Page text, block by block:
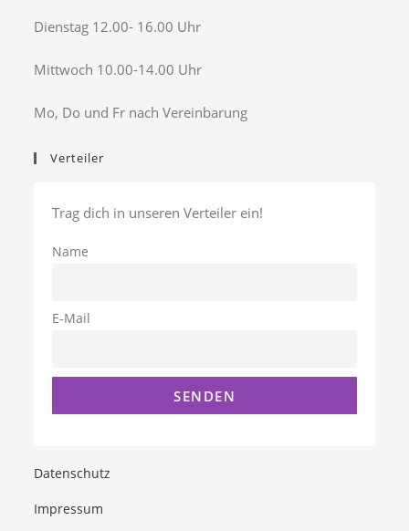
Dienstag 12.00- 16.00 Uhr
Mittwoch 10.00-14.00 Uhr
Mo, Do und Fr nach Vereinbarung
Verteiler
Trag dich in unseren Verteiler ein!
Name
E-Mail
Datenschutz
Impressum